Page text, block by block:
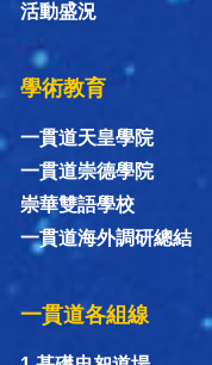
活動盛況
學術教育
一貫道天皇學院
一貫道崇德學院
崇華雙語學校
一貫道海外調研總結
一貫道各組線